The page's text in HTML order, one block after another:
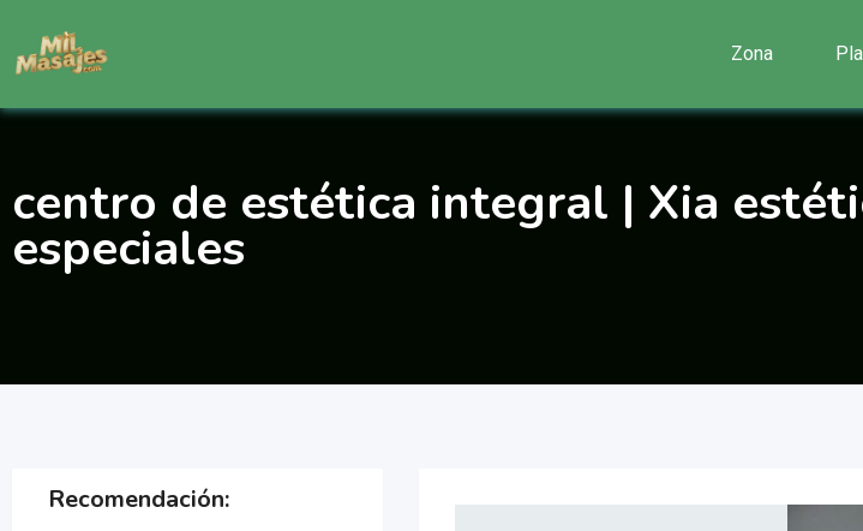
contenido
Zona
centro de estética integral | Xia
especiales
Recomendación: